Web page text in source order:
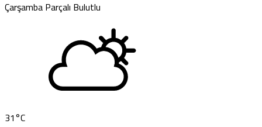
ÇarşambaParçalı Bulutlu
31°C